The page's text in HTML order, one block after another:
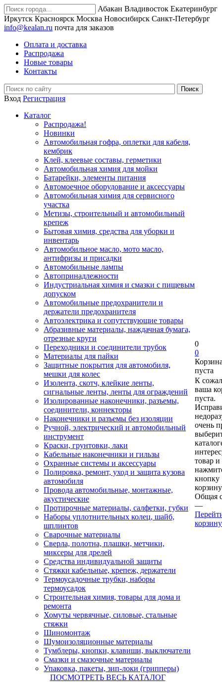
Абакан Владивосток Екатеринбург
Иркутск Красноярск Москва Новосибирск Санкт-Петербург
info@kealan.ru почта для заказов
Оплата и доставка
Распродажа
Новые товары
Контакты
Вход Регистрация
Каталог
Распродажа!
Новинки
Автомобильная гофра, оплетки для кабеля,
кембрик
Клей, клеевые составы, герметики
Автомобильная химия для мойки
Батарейки, элементы питания
Автомоечное оборудование и аксессуары
Автомобильная химия для сервисного
участка
Метизы, строительный и автомобильный
крепеж
Бытовая химия, средства для уборки и
инвентарь
Автомобильное масло, мото масло,
антифризы и присадки
Автомобильные лампы
Автопринадлежности
Индустриальная химия и смазки с пищевым
допуском
Автомобильные предохранители и
держатели предохранителя
Автоэлектрика и сопутствующие товары
Абразивные материалы, наждачная бумага,
отрезные круги
Переходники и соединители трубок
Материалы для пайки
Защитные покрытия для автомобиля,
мешки для колес
Изолента, скотч, клейкие ленты,
сигнальные ленты, ленты для ограждений
Изолированные наконечники, разъемы,
соединители, коннекторы
Наконечники и разъемы без изоляции
Ручной, электрический и автомобильный
инструмент
Краски, грунтовки, лаки
Кабельные наконечники и гильзы
Охранные системы и аксессуары
Полировка, ремонт, уход и защита кузова
автомобиля
Провода автомобильные, монтажные,
акустические
Протирочные материалы, салфетки, губки
Наборы уплотнительных колец, шайб,
шплинтов
Сварочные материалы
Сверла, полотна, плашки, метчики,
миксеры для дрелей
Средства индивидуальной защиты
Стяжки кабельные, крепеж, держатели
Термоусадочные трубки, наборы
термоусадок
Строительная химия, товары для дома и
ремонта
Хомуты червячные, силовые, стальные
стяжки
Шиномонтаж
Шумоизоляционные материалы
Тумблеры, кнопки, клавиши, выключатели
Смазки и смазочные материалы
Упаковка, пакеты, зип-локи (грипперы)
ПОСМОТРЕТЬ ВЕСЬ КАТАЛОГ
0
0
пуста
К
ваша
пуста.
очень
товар и
кнопку
Общая
—
корзину